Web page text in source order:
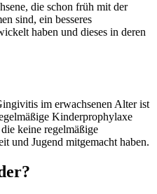
die schon früh mit der
sind, ein besseres
haben und dieses in deren
im erwachsenen Alter ist
Kinderprophylaxe
keine regelmäßige
und Jugend mitgemacht haben.